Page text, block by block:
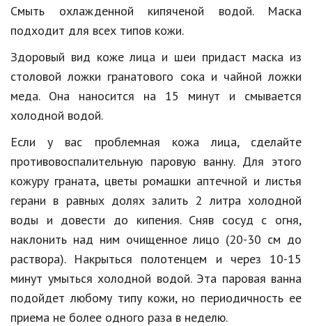
Хобби и развлечения
Финансы
Юриспруденция
Природа
Образование
Наука и технологии
Смыть охлажденной кипяченой водой. Маска
подходит для всех типов кожи.
Здоровый вид коже лица и шеи придаст маска из
столовой ложки гранатового сока и чайной ложки
меда. Она наносится на 15 минут и смывается
холодной водой.
Если у вас проблемная кожа лица, сделайте
противовоспалительную паровую ванну. Для этого
кожуру граната, цветы ромашки аптечной и листья
герани в равных долях залить 2 литра холодной
воды и довести до кипения. Сняв сосуд с огня,
наклонить над ним очищенное лицо (20-30 см до
раствора). Накрыться полотенцем и через 10-15
минут умыться холодной водой. Эта паровая ванна
подойдет любому типу кожи, но периодичность ее
приема не более одного раза в неделю.